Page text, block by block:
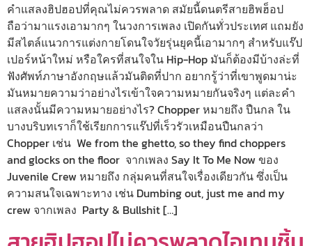
คำแสลงฮิปฮอปที่คุณไม่ควรพลาด สมัยนี้ดนตรีสายฮิพฮ็อป
ถือว่ามาแรงเอามากๆ ในวงการเพลง เปิดกันทั่วประเทศ แถมยัง
มีสไตล์แนวการแต่งกายโดนใจวัยรุ่นยุคนี้เอามากๆ สำหรับแร๊ป
เปอร์หน้าใหม่ หรือใครที่สนใจใน Hip-Hop มันก็ต้องมีบ้างล่ะที่
ฟังศัพท์ภาษาอังกฤษแล้วมันติดที่ปาก อยากรู้ว่าที่เขาพูดมาน่ะ
มันหมายความว่าอย่างไรเข้าใจความหมายกันจริงๆ แต่ละคำ
แสลงนั้นมีความหมายอย่างไร? Chopper หมายถึง ปืนกล ใน
บางบริบทเราก็ใช้เรียกการแร๊ปที่เร็วรัวเหมือนปืนกลว่า
Chopper เช่น We from the ghetto, so they find choppers
and glocks on the floor จากเพลง Say It To Me Now ของ
Juvenile Crew หมายถึง กลุ่มคนที่สนใจเรื่องเดียวกัน ซึ่งเป็น
ความสนใจเฉพาะทาง เช่น Dumbing out, just me and my
crew จากเพลง Party & Bullshit […]